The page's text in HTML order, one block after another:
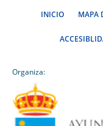
INICIO MAPA
Organiza: